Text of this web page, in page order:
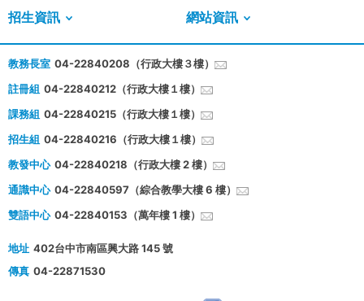
招生資訊 網站資訊
教務長室 04-22840208（行政大樓３樓）
註冊組 04-22840212（行政大樓１樓）
課務組 04-22840215（行政大樓１樓）
招生組 04-22840216（行政大樓１樓）
教發中心 04-22840218（行政大樓 2 樓）
通識中心 04-22840597（綜合教學大樓 6 樓）
雙語中心 04-22840153（萬年樓 1 樓）
地址 402台中市南區興大路 145 號
傳真 04-22871530